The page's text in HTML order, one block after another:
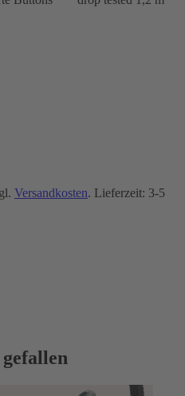
Versandkosten. Lieferzeit: 3-5